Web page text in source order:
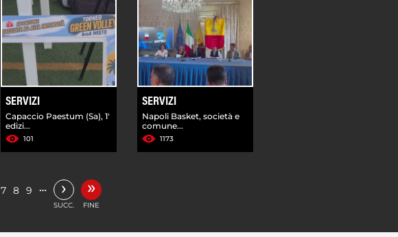
SERVIZI
Capaccio Paestum (Sa), 1'
edizi...
101
SERVIZI
Napoli Basket, società e
comune...
1173
7 8 9 … ›
SUCC.
»
FINE